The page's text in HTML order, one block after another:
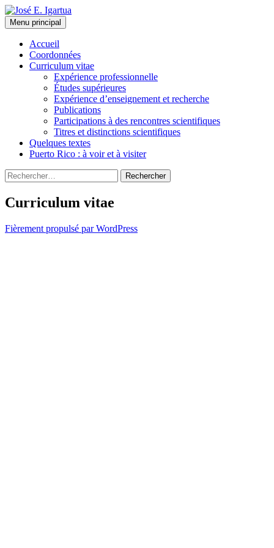
Aller
au
contenu
José E. Igartua
Recherche
Menu principal
Accueil
Coordonnées
Curriculum vitae
Expérience professionnelle
Études supérieures
Expérience d’enseignement et recherche
Publications
Participations à des rencontres scientifiques
Titres et distinctions scientifiques
Quelques textes
Puerto Rico : à voir et à visiter
Rechercher :
Curriculum vitae
Fièrement propulsé par WordPress